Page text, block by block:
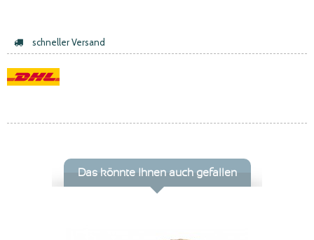
schneller Versand
Das könnte Ihnen auch gefallen